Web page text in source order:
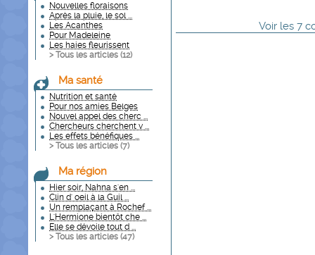
Nouvelles floraisons
Après la pluie, le sol ...
Les Acanthes
Pour Madeleine
Les haies fleurissent
> Tous les articles (12)
Ma santé
Nutrition et santé
Pour nos amies Belges
Nouvel appel des cherc ...
Chercheurs cherchent v ...
Les effets bénéfiques ...
> Tous les articles (7)
Ma région
Hier soir, Nahna s'en ...
Clin d' oeil à la Guil ...
Un remplaçant à Rochef ...
L'Hermione bientôt che ...
Elle se dévoile tout d ...
> Tous les articles (47)
Voir les 7